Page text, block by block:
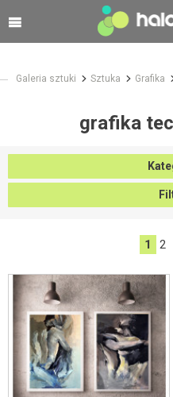
Galeria sztuki Sztuka Grafika
grafika
1 2